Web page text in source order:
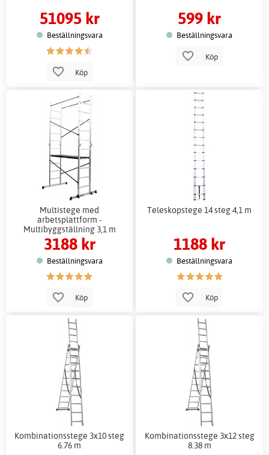
51095 kr
Beställningsvara
Köp
599 kr
Beställningsvara
Köp
Multistege med
arbetsplattform -
Multibyggställning 3,1 m
3188 kr
Beställningsvara
Köp
Teleskopstege 14 steg 4,1 m
1188 kr
Beställningsvara
Köp
Kombinationsstege 3x10 steg
6.76 m
Kombinationsstege 3x12 steg
8.38 m